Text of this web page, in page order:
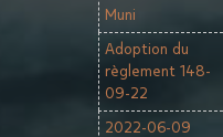
Muni
Adoption du
règlement 148-
09-22
2022-06-09